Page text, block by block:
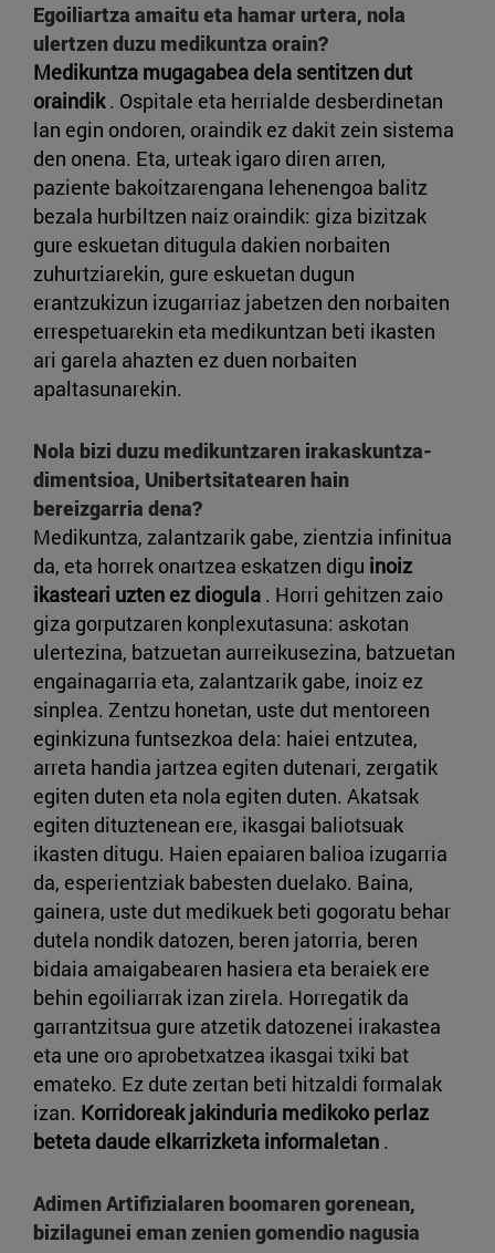
Egoiliartza amaitu eta hamar urtera, nola
ulertzen duzu medikuntza orain?
Medikuntza mugagabea dela sentitzen dut
oraindik. Ospitale eta herrialde desberdinetan
lan egin ondoren, oraindik ez dakit zein sistema
den onena. Eta, urteak igaro diren arren,
paziente bakoitzarengana lehenengoa balitz
bezala hurbiltzen naiz oraindik: giza bizitzak
gure eskuetan ditugula dakien norbaiten
zuhurtziarekin, gure eskuetan dugun
erantzukizun izugarriaz jabetzen den norbaiten
errespetuarekin eta medikuntzan beti ikasten
ari garela ahazten ez duen norbaiten
apaltasunarekin.
Nola bizi duzu medikuntzaren irakaskuntza-
dimentsioa, Unibertsitatearen hain
bereizgarria dena?
Medikuntza, zalantzarik gabe, zientzia infinitua
da, eta horrek onartzea eskatzen digu inoiz
ikasteari uzten ez diogula . Horri gehitzen zaio
giza gorputzaren konplexutasuna: askotan
ulertezina, batzuetan aurreikusezina, batzuetan
engainagarria eta, zalantzarik gabe, inoiz ez
sinplea. Zentzu honetan, uste dut mentoreen
eginkizuna funtsezkoa dela: haiei entzutea,
arreta handia jartzea egiten dutenari, zergatik
egiten duten eta nola egiten duten. Akatsak
egiten dituztenean ere, ikasgai baliotsuak
ikasten ditugu. Haien epaiaren balioa izugarria
da, esperientziak babesten duelako. Baina,
gainera, uste dut medikuek beti gogoratu behar
dutela nondik datozen, beren jatorria, beren
bidaia amaigabearen hasiera eta beraiek ere
behin egoiliarrak izan zirela. Horregatik da
garrantzitsua gure atzetik datozenei irakastea
eta une oro aprobetxatzea ikasgai txiki bat
emateko. Ez dute zertan beti hitzaldi formalak
izan. Korridoreak jakinduria medikoko perlaz
beteta daude elkarrizketa informaletan .
Adimen Artifizialaren boomaren gorenean,
bizilagunei eman zenien gomendio nagusia